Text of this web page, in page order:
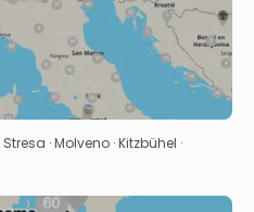
· Molveno · Kitzbühel ·